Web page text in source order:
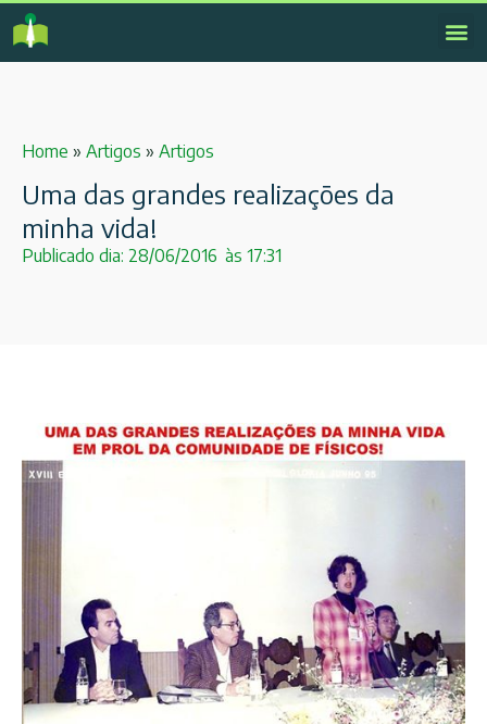
Home » Artigos » Artigos
Uma das grandes realizações da
minha vida!
Publicado dia: 28/06/2016 às 17:31